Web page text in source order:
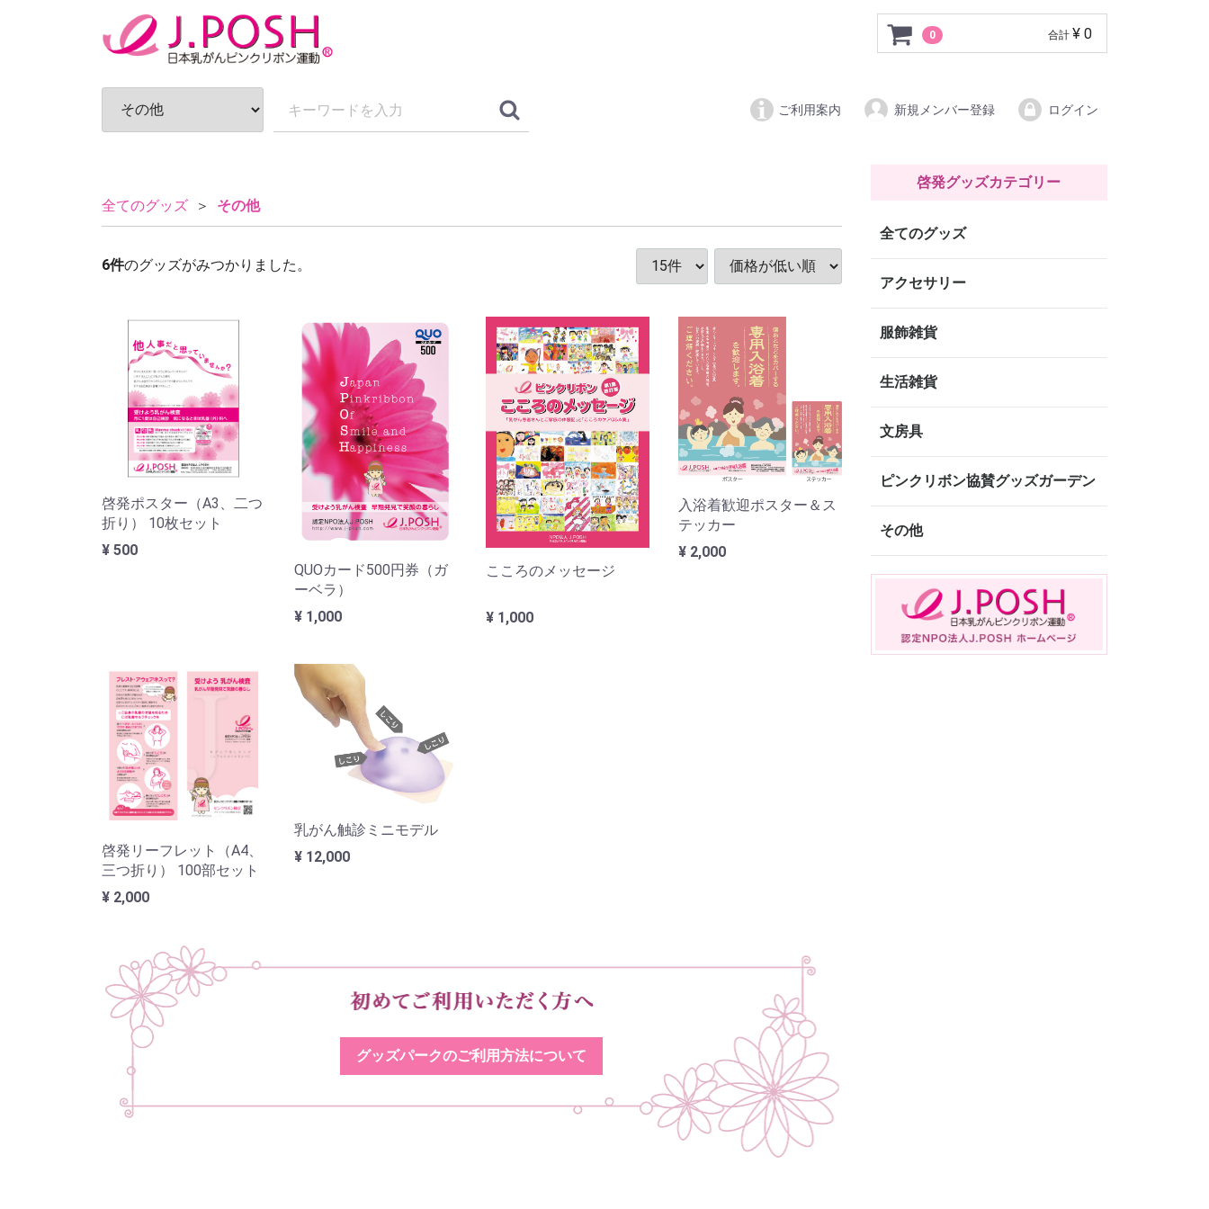
ピンクリボン グッズパーク
0 合計 ¥ 0
ご利用案内 新規メンバー登録 ログイン
全てのグッズ その他
6件のグッズがみつかりました。
啓発ポスター（A3、二つ
折り） 10枚セット
¥ 500
QUOカード500円券（ガ
ーベラ）
¥ 1,000
こころのメッセージ
¥ 1,000
入浴着歓迎ポスター＆ス
テッカー
¥ 2,000
啓発リーフレット（A4、
三つ折り） 100部セット
¥ 2,000
乳がん触診ミニモデル
¥ 12,000
グッズパークのご利用方法について
啓発グッズカテゴリー
全てのグッズ
アクセサリー
服飾雑貨
生活雑貨
文房具
ピンクリボン協賛グッズガーデン
その他